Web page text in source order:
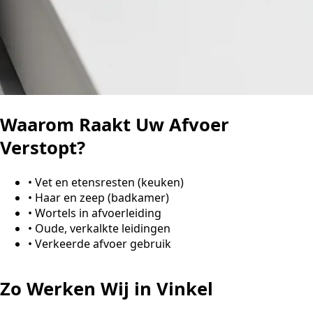
Waarom Raakt Uw Afvoer
Verstopt?
• Vet en etensresten (keuken)
• Haar en zeep (badkamer)
• Wortels in afvoerleiding
• Oude, verkalkte leidingen
• Verkeerde afvoer gebruik
Zo Werken Wij in Vinkel